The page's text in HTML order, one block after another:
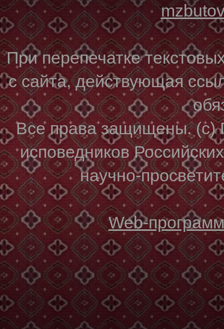
При перепечатке
с сайта, действующая
Все права защищены. (с)
исповедников
научно-
Web-